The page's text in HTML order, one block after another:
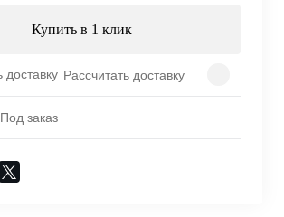
Купить в 1 клик
Рассчитать доставку
Под заказ